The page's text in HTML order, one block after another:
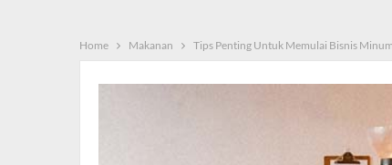
Home Makanan Tips Penting Untuk Memulai Bisnis